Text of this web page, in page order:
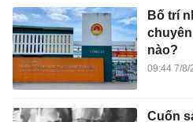
Bố trí
nào?
09:44 7/8/
Cuốn